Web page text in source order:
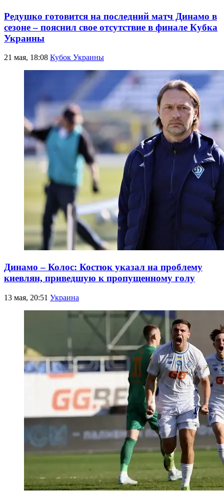
Редушко готовится на последний матч Динамо в
сезоне – пояснил свое отсутствие в финале Кубка
Украины
21 мая, 18:08 Кубок Украины
Динамо – Колос: Костюк указал на проблему
киевлян, приведшую к пропущенному голу
13 мая, 20:51 Украина